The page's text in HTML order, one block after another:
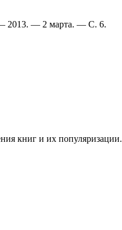
— 2013. — 2 марта. — С. 6.
книг и их популяризации.